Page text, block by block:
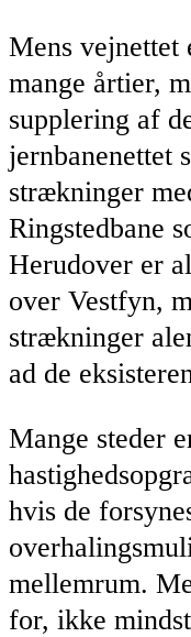
Mens
mange årtier,
supplering af
jernbanenettet
strækninger
Ringstedbane
Herudover er
over Vestfyn,
strækninger
ad de
Mange steder
hvis de
mellemrum.
for, ikke